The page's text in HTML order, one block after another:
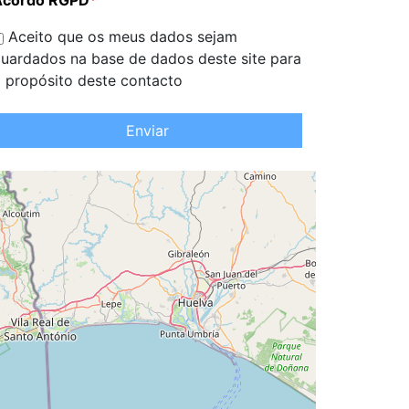
Aceito que os meus dados sejam
na base de dados deste site para
propósito deste contacto
Enviar